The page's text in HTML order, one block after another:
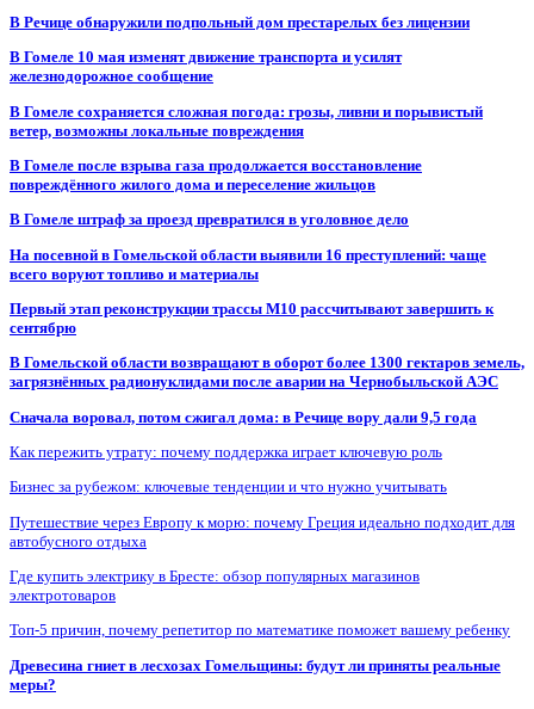
В Речице обнаружили подпольный дом престарелых без лицензии
В Гомеле 10 мая изменят движение транспорта и усилят
железнодорожное сообщение
В Гомеле сохраняется сложная погода: грозы, ливни и порывистый
ветер, возможны локальные повреждения
В Гомеле после взрыва газа продолжается восстановление
повреждённого жилого дома и переселение жильцов
В Гомеле штраф за проезд превратился в уголовное дело
На посевной в Гомельской области выявили 16 преступлений: чаще
всего воруют топливо и материалы
Первый этап реконструкции трассы М10 рассчитывают завершить к
сентябрю
В Гомельской области возвращают в оборот более 1300 гектаров земель,
загрязнённых радионуклидами после аварии на Чернобыльской АЭС
Сначала воровал, потом сжигал дома: в Речице вору дали 9,5 года
Как пережить утрату: почему поддержка играет ключевую роль
Бизнес за рубежом: ключевые тенденции и что нужно учитывать
Путешествие через Европу к морю: почему Греция идеально подходит для
автобусного отдыха
Где купить электрику в Бресте: обзор популярных магазинов
электротоваров
Топ-5 причин, почему репетитор по математике поможет вашему ребенку
Древесина гниет в лесхозах Гомельщины: будут ли приняты реальные
меры?